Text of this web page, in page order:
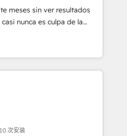
ourselves into your
We specialise in
Integration and
meses sin ver resultados
nunca es culpa de la
resuelve un problema
en HubSpot. La entrega
por caso, abordamos varios
sentido, y siempre
antes de seguir avanzando.
antes de que termine el
次安装